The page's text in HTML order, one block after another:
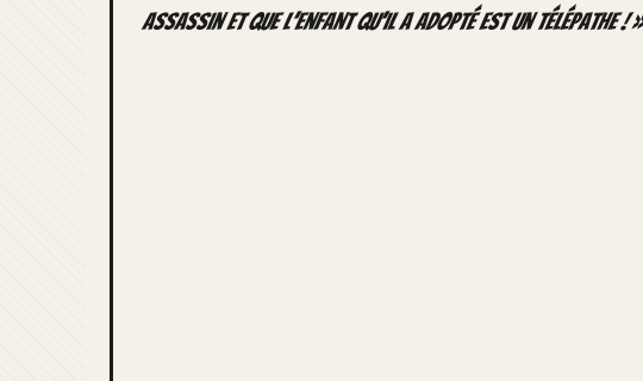
assassin et que l’enfant qu’il a adopté est un télépathe ! »